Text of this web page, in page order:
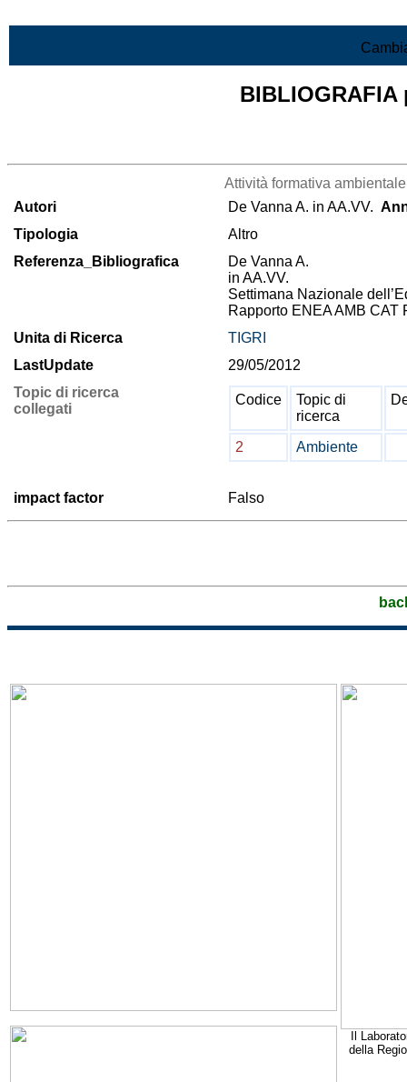
Attività formativa
Autori
De Vanna A. in AA.VV.
Tipologia
Altro
Referenza_Bibliografica
De Vanna A.
in AA.VV.
Settimana Nazionale
Rapporto ENEA AMB CAT
Unita di Ricerca
TIGRI
LastUpdate
29/05/2012
Topic di ricerca
collegati
Codice
Topic di
ricerca
2 Ambiente
impact factor Falso
Il
della